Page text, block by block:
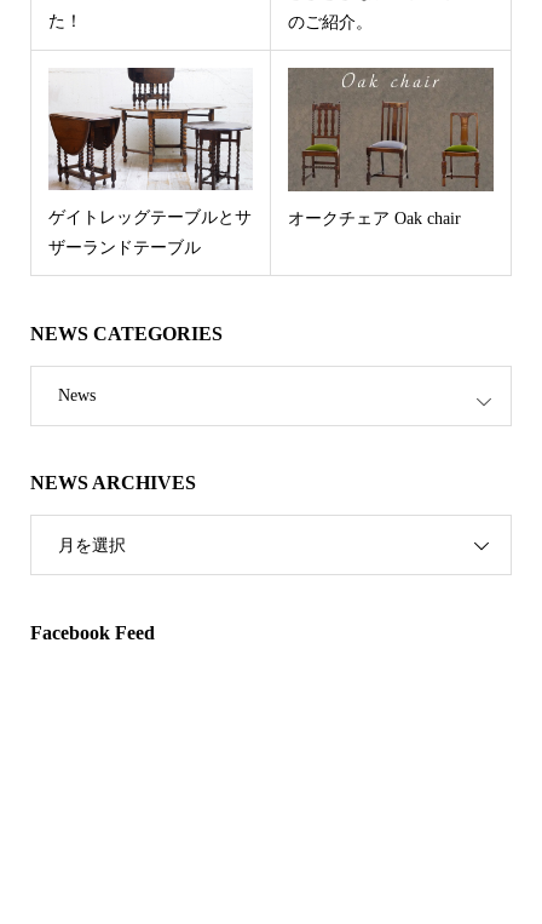
た！
のご紹介。
ゲイトレッグテーブルとサ
ザーランドテーブル
オークチェア Oak chair
NEWS CATEGORIES
News
NEWS ARCHIVES
月を選択
Facebook Feed